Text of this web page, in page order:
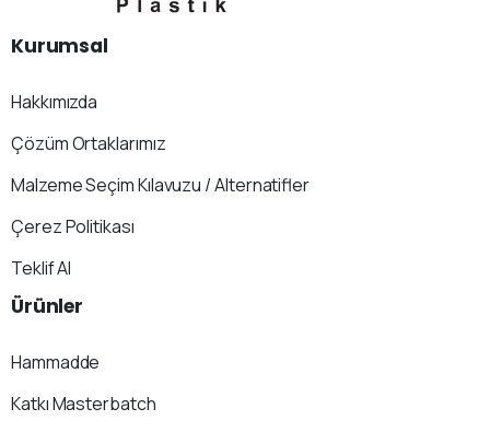
Kurumsal
Hakkımızda
Çözüm Ortaklarımız
Malzeme Seçim Kılavuzu / Alternatifler
Çerez Politikası
Teklif Al
Ürünler
Hammadde
Katkı Masterbatch